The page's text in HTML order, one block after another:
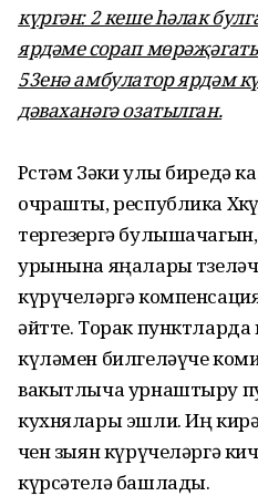
күргән: 2 кеше һәлак
ярдәме сорап
53енә амбулатор ярдәм
дәваханәгә озатылган.
Рөстәм Зәки улы биредә
очрашты, республика
тергезергә
урынына яңалары
күрүчеләргә
әйтте. Торак
күләмен билгеләүче
вакытлыча урнаштыру
кухнялары эшли. Иң
өчен зыян күрүчеләргә
күрсәтелә башлады.